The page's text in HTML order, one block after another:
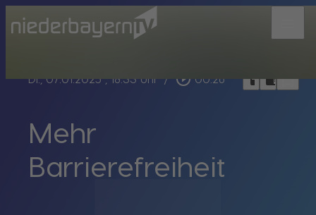
Di., 07.01.2025, 18:33 Uhr / play_circle_outline 00:26 headphoneschrome_reader_modebookmark_border
Mehr
Barrierefreiheit